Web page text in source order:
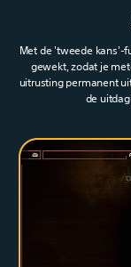
Met de 'tweede kans'-
gewekt, zodat je
uitrusting permanent
de